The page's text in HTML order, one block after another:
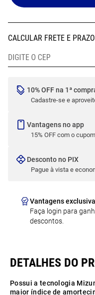
10% OFF na 1ª
Cadastre-se e
Vantagens no app
15% OFF com o
Desconto no PIX
Pague à vista e
Vantagens
Faça login para
descontos.
Possui a tecnologia
maior índice de